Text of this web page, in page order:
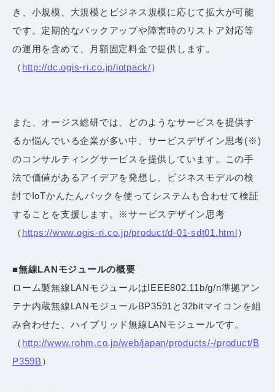
き、小規模、大規模とビジネス規模に応じて拡大が可能
です。定期的なバックアップや障害時のリストア対応等
の運用を含めて、月額固定料金で提供します。
（ http://dc.ogis-ri.co.jp/iotpack/）
また、オージス総研では、どのようなサービスを提供す
るか悩んでいる企業が多い中、サービスデザイン思考(※)
のコンサルティングサービスを提供しています。この手
法で価値があるアイデアを発想し、ビジネスモデルの検
討でIoTかんたんパックを使ってシステムも合わせて検証
することを支援します。※サービスデザイン思考
（ https://www.ogis-ri.co.jp/product/d-01-sdt01.html）
■無線LANモジュールの概要
ローム製無線LANモジュールはIEEE802.11b/g/n準拠アン
テナ内蔵無線LANモジュールBP3591と32bitマイコンを組
み合わせた、ハイブリッド無線LANモジュールです。
（ http://www.rohm.co.jp/web/japan/products/-/product/B
P359B ）